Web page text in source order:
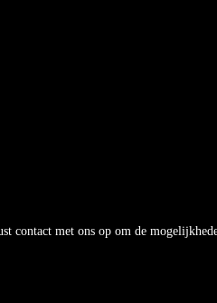
contact met ons op om de